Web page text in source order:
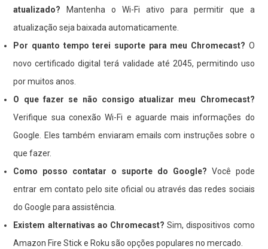
atualizado? Mantenha o Wi-Fi ativo para permitir que a
atualização seja baixada automaticamente.
Por quanto tempo terei suporte para meu Chromecast? O
novo certificado digital terá validade até 2045, permitindo uso
por muitos anos.
O que fazer se não consigo atualizar meu Chromecast?
Verifique sua conexão Wi-Fi e aguarde mais informações do
Google. Eles também enviaram emails com instruções sobre o
que fazer.
Como posso contatar o suporte do Google? Você pode
entrar em contato pelo site oficial ou através das redes sociais
do Google para assistência.
Existem alternativas ao Chromecast? Sim, dispositivos como
Amazon Fire Stick e Roku são opções populares no mercado.